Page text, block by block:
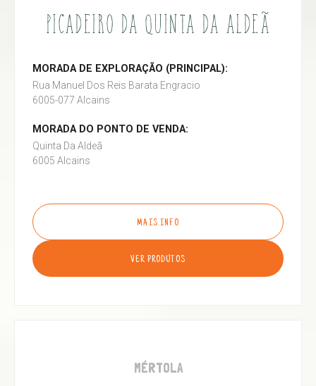
PICADEIRO DA QUINTA DA ALDEÃ
MORADA DE EXPLORAÇÃO (PRINCIPAL):
Rua Manuel Dos Reis Barata Engracio
6005-077 Alcains
MORADA DO PONTO DE VENDA:
Quinta Da Aldeã
6005 Alcains
MAIS INFO
VER PRODUTOS
MÉRTOLA